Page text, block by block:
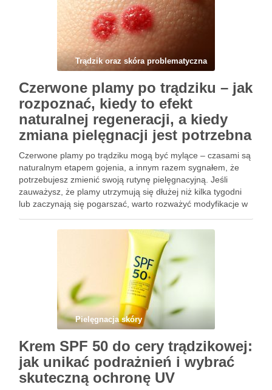
Trądzik oraz skóra problematyczna
Czerwone plamy po trądziku – jak
rozpoznać, kiedy to efekt
naturalnej regeneracji, a kiedy
zmiana pielęgnacji jest potrzebna
Czerwone plamy po trądziku mogą być mylące – czasami są
naturalnym etapem gojenia, a innym razem sygnałem, że
potrzebujesz zmienić swoją rutynę pielęgnacyjną. Jeśli
zauważysz, że plamy utrzymują się dłużej niż kilka tygodni
lub zaczynają się pogarszać, warto rozważyć modyfikacje w
regeneruje się prawidłowo, …
Pielęgnacja skóry
Krem SPF 50 do cery trądzikowej:
jak unikać podrażnień i wybrać
skuteczną ochronę UV